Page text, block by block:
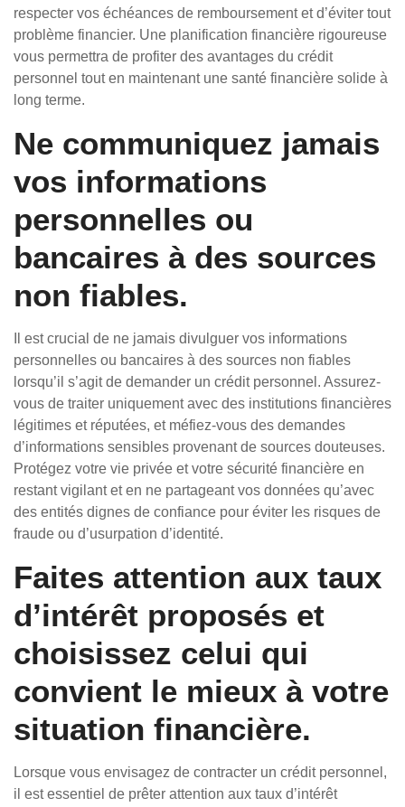
respecter vos échéances de remboursement et d’éviter tout
problème financier. Une planification financière rigoureuse
vous permettra de profiter des avantages du crédit
personnel tout en maintenant une santé financière solide à
long terme.
Ne communiquez jamais
vos informations
personnelles ou
bancaires à des sources
non fiables.
Il est crucial de ne jamais divulguer vos informations
personnelles ou bancaires à des sources non fiables
lorsqu’il s’agit de demander un crédit personnel. Assurez-
vous de traiter uniquement avec des institutions financières
légitimes et réputées, et méfiez-vous des demandes
d’informations sensibles provenant de sources douteuses.
Protégez votre vie privée et votre sécurité financière en
restant vigilant et en ne partageant vos données qu’avec
des entités dignes de confiance pour éviter les risques de
fraude ou d’usurpation d’identité.
Faites attention aux taux
d’intérêt proposés et
choisissez celui qui
convient le mieux à votre
situation financière.
Lorsque vous envisagez de contracter un crédit personnel,
il est essentiel de prêter attention aux taux d’intérêt